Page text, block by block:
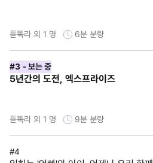
듣똑라 외 1 명 6분 분량
#3 - 보는 중
5년간의 도전, 엑스프라이즈
듣똑라 외 1 명 9분 분량
#4